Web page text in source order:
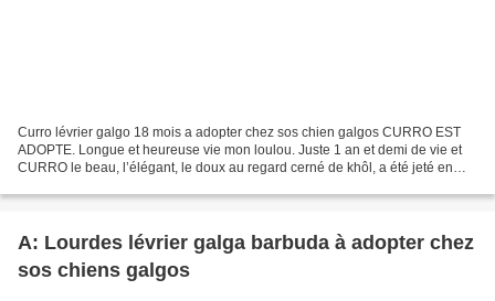
Curro lévrier galgo 18 mois a adopter chez sos chien galgos CURRO EST
ADOPTE. Longue et heureuse vie mon loulou. Juste 1 an et demi de vie et
CURRO le beau, l’élégant, le doux au regard cerné de khôl, a été jeté en
A: Lourdes lévrier galga barbuda à adopter chez
sos chiens galgos